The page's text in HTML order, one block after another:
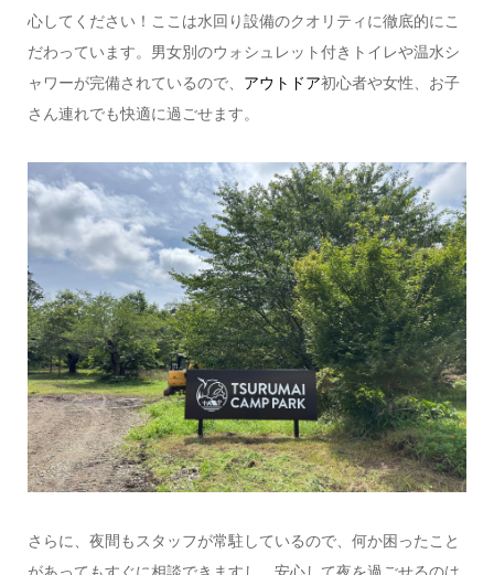
心してください！ここは水回り設備のクオリティに徹底的にこ
だわっています。男女別のウォシュレット付きトイレや温水シ
ャワーが完備されているので、 アウトドア初心者や女性、お子
さん連れでも快適に過ごせます。
さらに、夜間もスタッフが常駐しているので、何か困ったこと